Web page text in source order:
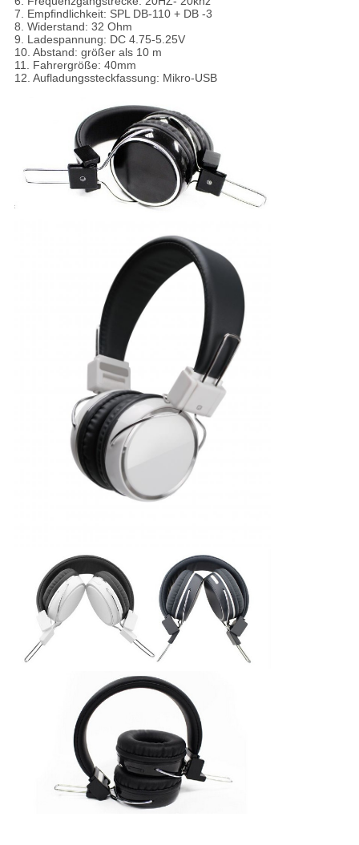
7. Empfindlichkeit: SPL DB-110 + DB -3
8. Widerstand: 32 Ohm
9. Ladespannung: DC 4.75-5.25V
10. Abstand: größer als 10 m
11. Fahrergröße: 40mm
12. Aufladungssteckfassung: Mikro-USB